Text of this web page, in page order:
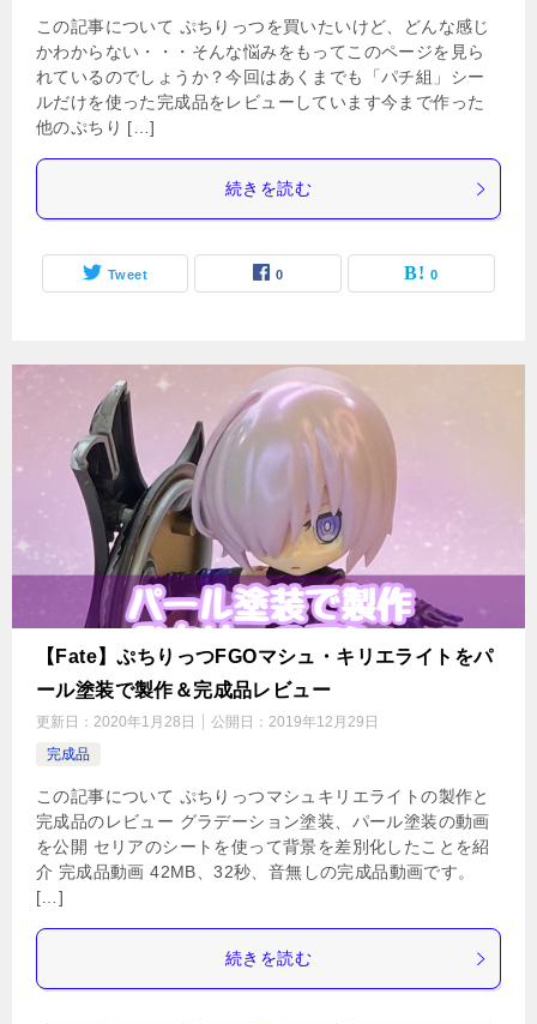
この記事について ぷちりっつを買いたいけど、どんな感じ
かわからない・・・そんな悩みをもってこのページを見ら
れているのでしょうか？今回はあくまでも「パチ組」シー
ルだけを使った完成品をレビューしています今まで作った
他のぷちり […]
続きを読む
Tweet 0 0
【Fate】ぷちりっつFGOマシュ・キリエライトをパ
ール塗装で製作＆完成品レビュー
更新日： 2020年1月28日 公開日： 2019年12月29日
完成品
この記事について ぷちりっつマシュキリエライトの製作と
完成品のレビュー グラデーション塗装、パール塗装の動画
を公開 セリアのシートを使って背景を差別化したことを紹
介 完成品動画 42MB、32秒、音無しの完成品動画です。
[…]
続きを読む